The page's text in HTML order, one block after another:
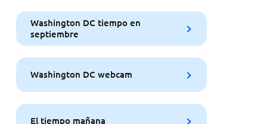
Washington DC tiempo en
septiembre
Washington DC webcam
El tiempo mañana